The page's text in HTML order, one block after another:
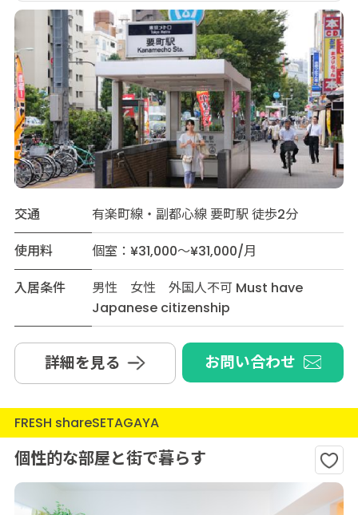
交通
有楽町線・副都心線 要町駅 徒歩2分
使用料
個室：¥31,000～¥31,000/月
入居条件
男性 女性 外国人不可 Must have
Japanese citizenship
詳細を見る お問い合わせ
FRESH shareSETAGAYA
個性的な部屋と街で暮らす